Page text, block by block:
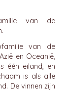
van de
van de
en Oceanië,
één eiland, en
is als alle
De vinnen zijn